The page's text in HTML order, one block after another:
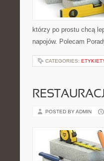
którzy po prostu chcą
napojów. Polecam
CATEGORIES:
POSTED BY ADMIN